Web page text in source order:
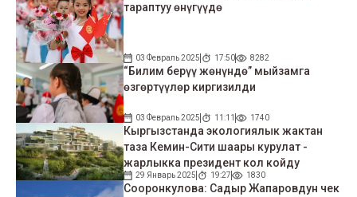
тараптуу өнүгүүдө
03 Февраль 2025 17:50 8282
“Билим берүү жөнүндө” мыйзамга
өзгөртүүлөр киргизилди
03 Февраль 2025 11:11 1740
Кыргызстанда экологиялык жактан
таза Кемин-Сити шаары курулат -
жарлыкка президент кол койду
29 Январь 2025 19:27 1830
Сооронкулова: Садыр Жапаровдун чек